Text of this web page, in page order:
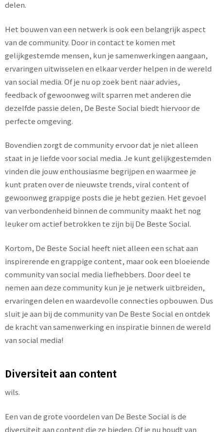
delen.
Het bouwen van een netwerk is ook een belangrijk aspect
van de community. Door in contact te komen met
gelijkgestemde mensen, kun je samenwerkingen aangaan,
ervaringen uitwisselen en elkaar verder helpen in de wereld
van social media. Of je nu op zoek bent naar advies,
feedback of gewoonweg wilt sparren met anderen die
dezelfde passie delen, De Beste Social biedt hiervoor de
perfecte omgeving.
Bovendien zorgt de community ervoor dat je niet alleen
staat in je liefde voor social media. Je kunt gelijkgestemden
vinden die jouw enthousiasme begrijpen en waarmee je
kunt praten over de nieuwste trends, viral content of
gewoonweg grappige posts die je hebt gezien. Het gevoel
van verbondenheid binnen de community maakt het nog
leuker om actief betrokken te zijn bij De Beste Social.
Kortom, De Beste Social heeft niet alleen een schat aan
inspirerende en grappige content, maar ook een bloeiende
community van social media liefhebbers. Door deel te
nemen aan deze community kun je je netwerk uitbreiden,
ervaringen delen en waardevolle connecties opbouwen. Dus
sluit je aan bij de community van De Beste Social en ontdek
de kracht van samenwerking en inspiratie binnen de wereld
van social media!
Diversiteit aan content
wils.
Een van de grote voordelen van De Beste Social is de
diversiteit aan content die ze bieden. Of je nu houdt van